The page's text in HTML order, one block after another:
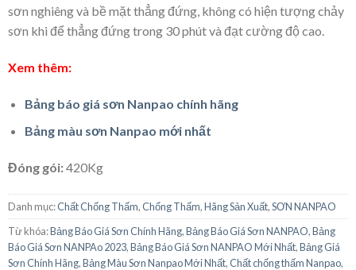
sơn nghiêng và bề mặt thẳng đứng, không có hiện tượng chảy
sơn khi để thẳng đứng trong 30 phút và đạt cường độ cao.
Xem thêm:
Bảng báo giá sơn Nanpao chính hãng
Bảng màu sơn Nanpao mới nhất
Đóng gói:420Kg
Danh mục:Chất Chống Thấm,Chống Thấm,Hãng Sản Xuất,SƠN NANPAO
Từ khóa:Bảng Báo Giá Sơn Chính Hãng,Bảng Báo Giá Sơn NANPAO,Bảng
Báo Giá Sơn NANPAo 2023,Bảng Báo Giá Sơn NANPAO Mới Nhất,Bảng Giá
Sơn Chính Hãng,Bảng Màu Sơn Nanpao Mới Nhất,Chất chống thấm Nanpao,